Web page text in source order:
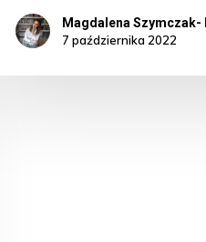
Magdalena Szymczak-
7 października 2022